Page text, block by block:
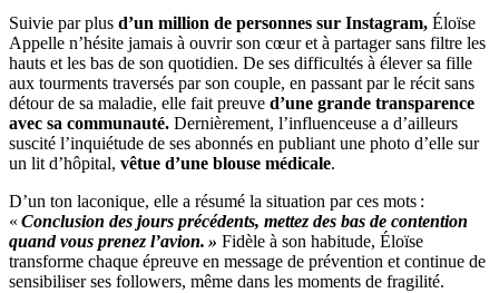
Suivie par plus d’un million de personnes sur Instagram, Éloïse
Appelle n’hésite jamais à ouvrir son cœur et à partager sans filtre les
hauts et les bas de son quotidien. De ses difficultés à élever sa fille
aux tourments traversés par son couple, en passant par le récit sans
détour de sa maladie, elle fait preuve d’une grande transparence
avec sa communauté. Dernièrement, l’influenceuse a d’ailleurs
suscité l’inquiétude de ses abonnés en publiant une photo d’elle sur
un lit d’hôpital, vêtue d’une blouse médicale.
D’un ton laconique, elle a résumé la situation par ces mots :
« Conclusion des jours précédents, mettez des bas de contention
quand vous prenez l’avion. » Fidèle à son habitude, Éloïse
transforme chaque épreuve en message de prévention et continue de
sensibiliser ses followers, même dans les moments de fragilité.